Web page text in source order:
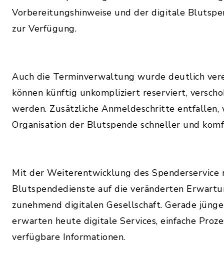
Vorbereitungshinweise und der digitale
zur Verfügung.
Auch die Terminverwaltung wurde deutlich
können künftig unkompliziert reserviert,
werden. Zusätzliche Anmeldeschritte entfallen,
Organisation der Blutspende schneller und
Mit der Weiterentwicklung des Spenderservice
Blutspendedienste auf die veränderten
zunehmend digitalen Gesellschaft. Gerade
erwarten heute digitale Services, einfache
verfügbare Informationen.